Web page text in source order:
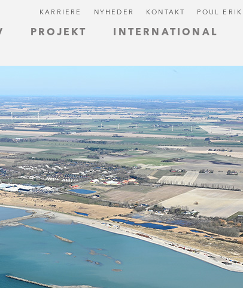
PROJEKT INTERNATIONAL
KARRIERE NYHEDER KONTAKT POUL